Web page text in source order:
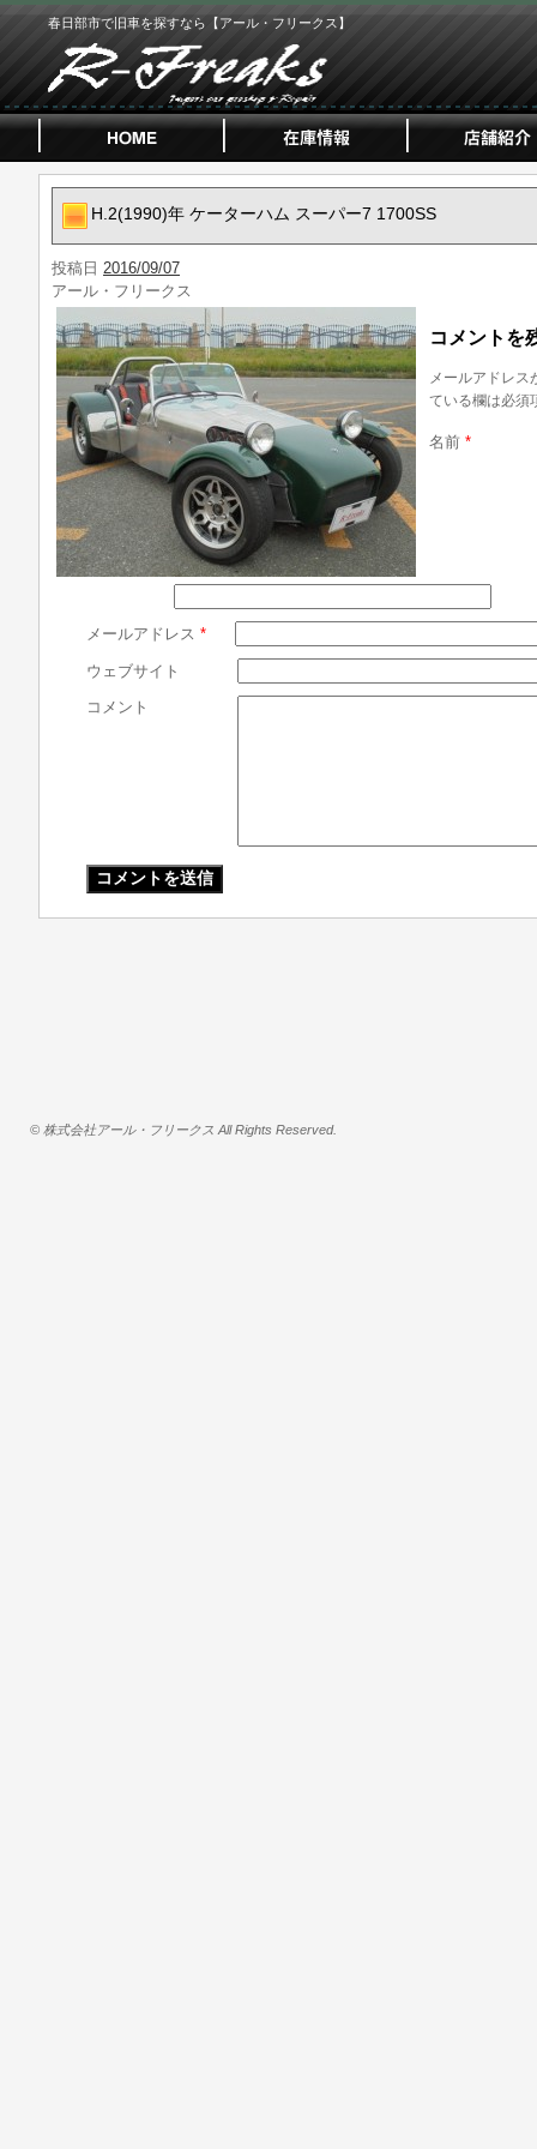
春日部市で旧車を探すなら【アール・フリークス】
H.2(1990)年 ケーターハム スーパー7 1700SS
投稿日 2016/09/07
アール・フリークス
コメントを
メールアドレス
ている欄は必須
名前 *
メールアドレス *
ウェブサイト
コメント
© 株式会社アール・フリークス All Rights Reserved.